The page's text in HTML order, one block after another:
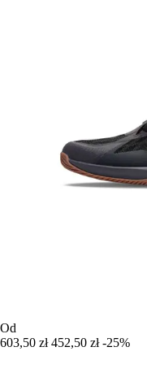
Od
603,50 zł 452,50 zł -25%